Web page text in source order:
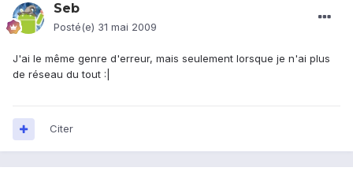
Seb
Posté(e) 31 mai 2009
J'ai le même genre d'erreur, mais seulement lorsque je n'ai plus
de réseau du tout :|
Citer